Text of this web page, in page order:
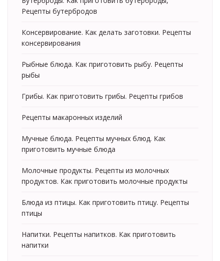
Рецепты бутербродов
Консервирование. Как делать заготовки. Рецепты
консервирования
Рыбные блюда. Как приготовить рыбу. Рецепты
рыбы
Грибы. Как приготовить грибы. Рецепты грибов
Рецепты макаронных изделий
Мучные блюда. Рецепты мучных блюд. Как
приготовить мучные блюда
Молочные продукты. Рецепты из молочных
продуктов. Как приготовить молочные продукты
Блюда из птицы. Как приготовить птицу. Рецепты
птицы
Напитки. Рецепты напитков. Как приготовить
напитки